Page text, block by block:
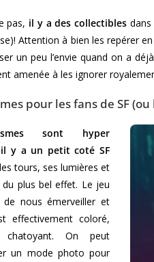
pas, il y a des collectibles
Attention à bien les repérer
un peu l’envie quand on a
amenée à les ignorer
pour les fans de SF
sont hyper
y a un petit coté SF
tours, ses lumières et
plus bel effet. Le jeu
nous émerveiller et
effectivement coloré,
On peut
un mode photo pour